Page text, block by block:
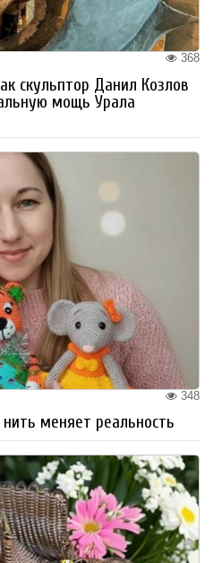
368
скульптор Данил Козлов
мощь Урала
348
меняет реальность